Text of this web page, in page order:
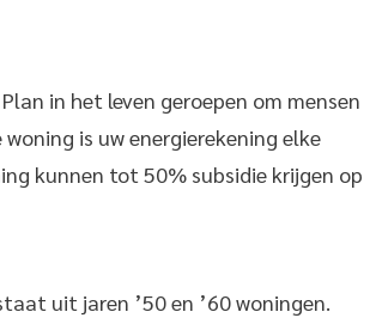
in het leven geroepen om mensen
is uw energierekening elke
kunnen tot 50% subsidie krijgen op
uit jaren ’50 en ’60 woningen.